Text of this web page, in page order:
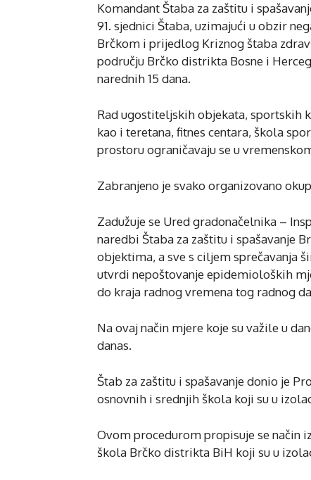
Komandant Štaba za zaštitu i
91. sjednici Štaba, uzimajući u obzir
Brčkom i prijedlog Kriznog štaba
području Brčko distrikta Bosne i
narednih 15 dana.
Rad ugostiteljskih objekata, sportskih
kao i teretana, fitnes centara, škola
prostoru ograničavaju se u
Zabranjeno je svako organizovano
Zadužuje se Ured gradonačelnika –
naredbi Štaba za zaštitu i spašavanje
objektima, a sve s ciljem sprečavanja
utvrdi nepoštovanje epidemioloških
do kraja radnog vremena tog radnog
Na ovaj način mjere koje su važile u
danas.
Štab za zaštitu i spašavanje donio je
osnovnih i srednjih škola koji su u
Ovom procedurom propisuje se način
škola Brčko distrikta BiH koji su u